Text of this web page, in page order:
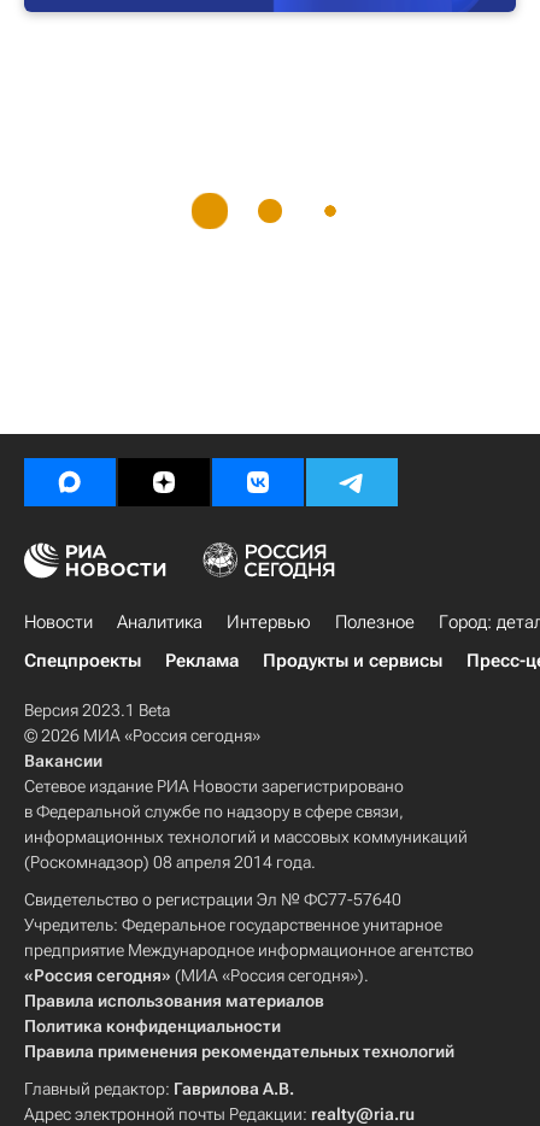
Новости Аналитика Интервью Полезное
Город:
Спецпроекты
Реклама Продукты и сервисы Пресс-
Версия 2023.1 Beta
© 2026 МИА «Россия сегодня»
Вакансии
Сетевое издание РИА Новости зарегистрировано
в Федеральной службе по надзору в сфере связи,
информационных технологий и массовых коммуникаций
(Роскомнадзор) 08 апреля 2014 года.
Свидетельство о регистрации Эл № ФС77-57640
Учредитель: Федеральное государственное унитарное
предприятие Международное информационное агентство
«Россия сегодня» (МИА «Россия сегодня»).
Правила использования материалов
Политика конфиденциальности
Правила применения рекомендательных технологий
Главный редактор: Гаврилова А.В.
Адрес электронной почты Редакции: realty@ria.ru